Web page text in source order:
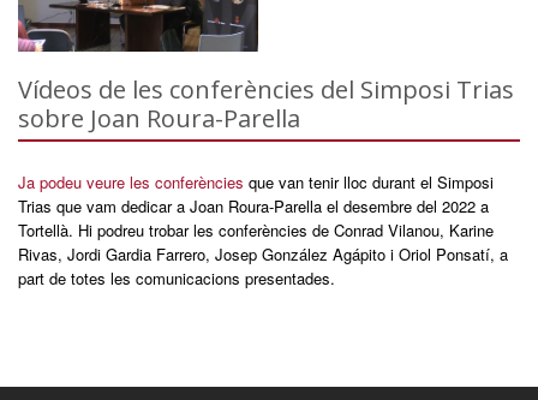
Vídeos de les conferències del Simposi Trias
sobre Joan Roura-Parella
Ja podeu veure les conferències que van tenir lloc durant el Simposi
Trias que vam dedicar a Joan Roura-Parella el desembre del 2022 a
Tortellà. Hi podreu trobar les conferències de Conrad Vilanou, Karine
Rivas, Jordi Gardia Farrero, Josep González Agápito i Oriol Ponsatí, a
part de totes les comunicacions presentades.